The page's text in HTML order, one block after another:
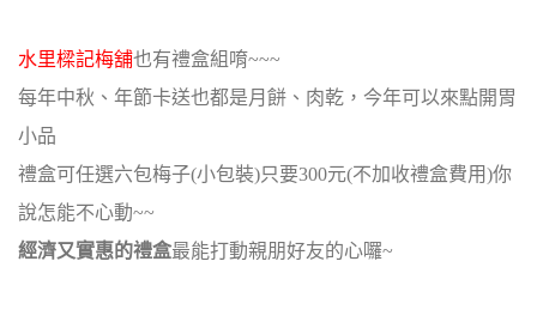
水里樑記梅舖也有禮盒組唷~~~
每年中秋、年節卡送也都是月餅、肉乾，今年可以來點開胃
小品
禮盒可任選六包梅子(小包裝)只要300元(不加收禮盒費用)你
說怎能不心動~~
經濟又實惠的禮盒最能打動親朋好友的心囉~